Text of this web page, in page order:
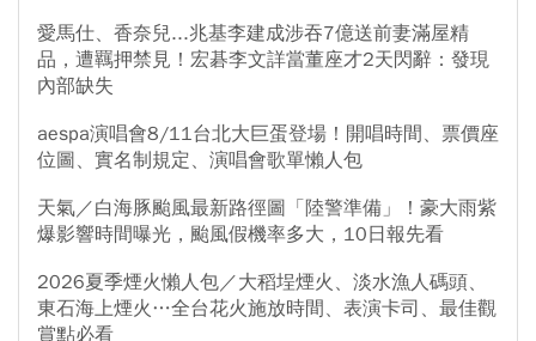
愛馬仕、香奈兒...兆基李建成涉吞7億送前妻滿屋精
品，遭羈押禁見！宏碁李文詳當董座才2天閃辭：發現
內部缺失
aespa演唱會8/11台北大巨蛋登場！開唱時間、票價座
位圖、實名制規定、演唱會歌單懶人包
天氣／白海豚颱風最新路徑圖「陸警準備」！豪大雨紫
爆影響時間曝光，颱風假機率多大，10日報先看
2026夏季煙火懶人包／大稻埕煙火、淡水漁人碼頭、
東石海上煙火…全台花火施放時間、表演卡司、最佳觀
賞點必看